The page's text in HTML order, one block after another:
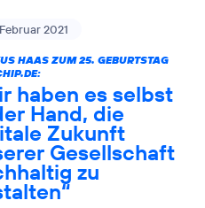
2021
HAAS ZUM 25. GEBURTSTAG
haben es selbst
Hand, die
Zukunft
Gesellschaft
zu